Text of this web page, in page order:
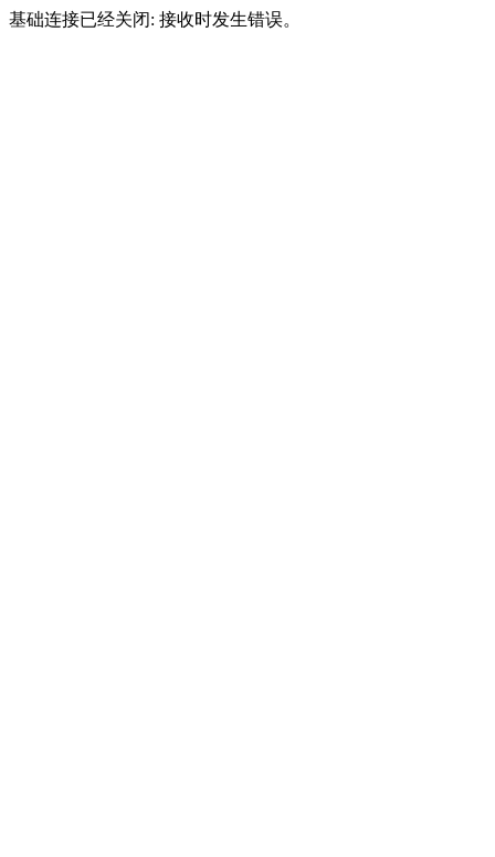
基础连接已经关闭: 接收时发生错误。